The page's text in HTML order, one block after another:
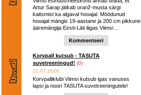
Artur Sarap jätkab oranž-musta särgi
kaitsmist ka algaval hooajal. Möödunud
hooajal mängis 19-aastane ja 200 cm pikkune
ääremängija Eesti-Läti liigas Viimsi ...
Kommenteeri
Korvpall kutsub - TASUTA
suvetreeningud! (0)
21.07.2026
Korvpalliklubi Viimsi kutsub igas vanuses
lapsi ja noori TASUTA suvetreeningutele!